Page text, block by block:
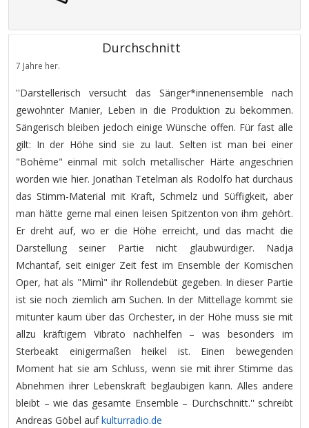
Durchschnitt
7 Jahre her.
''Darstellerisch versucht das Sänger*innenensemble nach
gewohnter Manier, Leben in die Produktion zu bekommen.
Sängerisch bleiben jedoch einige Wünsche offen. Für fast alle
gilt: In der Höhe sind sie zu laut. Selten ist man bei einer
"Bohème" einmal mit solch metallischer Härte angeschrien
worden wie hier. Jonathan Tetelman als Rodolfo hat durchaus
das Stimm-Material mit Kraft, Schmelz und Süffigkeit, aber
man hätte gerne mal einen leisen Spitzenton von ihm gehört.
Er dreht auf, wo er die Höhe erreicht, und das macht die
Darstellung seiner Partie nicht glaubwürdiger. Nadja
Mchantaf, seit einiger Zeit fest im Ensemble der Komischen
Oper, hat als "Mimì" ihr Rollendebüt gegeben. In dieser Partie
ist sie noch ziemlich am Suchen. In der Mittellage kommt sie
mitunter kaum über das Orchester, in der Höhe muss sie mit
allzu kräftigem Vibrato nachhelfen – was besonders im
Sterbeakt einigermaßen heikel ist. Einen bewegenden
Moment hat sie am Schluss, wenn sie mit ihrer Stimme das
Abnehmen ihrer Lebenskraft beglaubigen kann. Alles andere
bleibt – wie das gesamte Ensemble – Durchschnitt.'' schreibt
Andreas Göbel aufkulturradio.de